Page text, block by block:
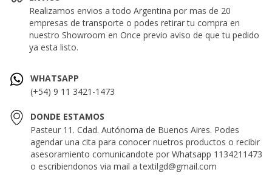
Realizamos envios a todo Argentina por mas de 20
empresas de transporte o podes retirar tu compra en
nuestro Showroom en Once previo aviso de que tu pedido
ya esta listo.
WHATSAPP
(+54) 9 11 3421-1473
DONDE ESTAMOS
Pasteur 11. Cdad. Autónoma de Buenos Aires. Podes
agendar una cita para conocer nuetros productos o recibir
asesoramiento comunicandote por Whatsapp 1134211473
o escribiendonos via mail atextilgd@gmail.com